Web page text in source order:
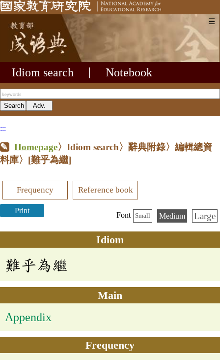
☰
Idiom search Notebook
:::
Homepage〉Idiom search〉辭典附錄〉編輯總資
料庫〉 [難乎為繼]
Frequency Reference book
Print
Font Small Medium Large
Idiom
難乎為繼
Main
Appendix
Frequency